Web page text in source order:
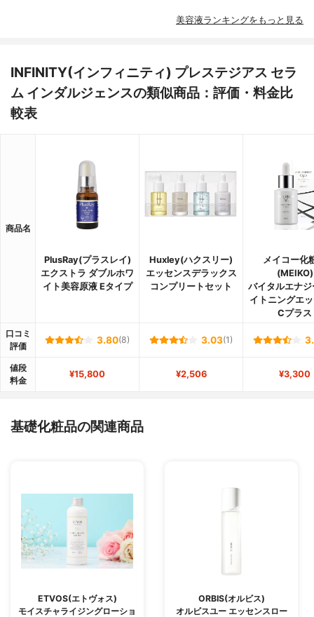
美容液ランキングをもっと見る
INFINITY(インフィニティ) プレステジアス セラ
ム インダルジェンスの類似商品：評価・料金比
較表
商品名
PlusRay(プラスレイ)
エクストラ ダブルホワ
イト美容原液 Eタイプ
Huxley(ハクスリー)
エッセンスデラックス
コンプリートセット
メイコー化
(MEIKO)
バイタルエナジ
イトニングエ
Cプラス
口コミ
評価
3.80(8) 3.03(1)
値段
料金
¥15,800 ¥2,506 ¥3,300
基礎化粧品の関連商品
ETVOS(エトヴォス)
モイスチャライジングローショ
ORBIS(オルビス)
オルビスユー エッセンスロー